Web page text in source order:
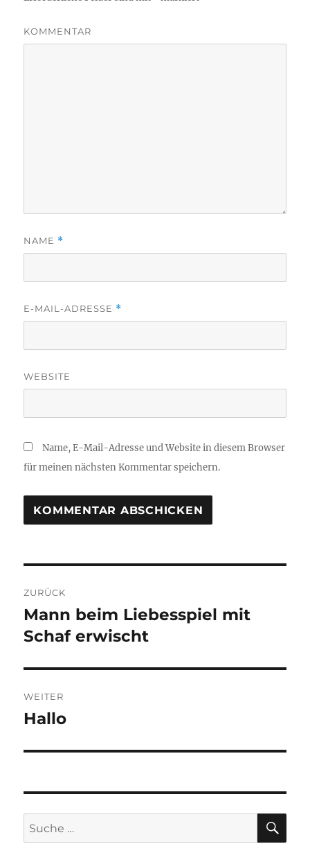
KOMMENTAR
NAME *
E-MAIL-ADRESSE *
WEBSITE
Name, E-Mail-Adresse und Website in diesem Browser
für meinen nächsten Kommentar speichern.
ZURÜCK
Vorheriger
Beitrag:
Mann beim Liebesspiel mit
Schaf erwischt
WEITER
Nächster
Hallo
Suche
nach: